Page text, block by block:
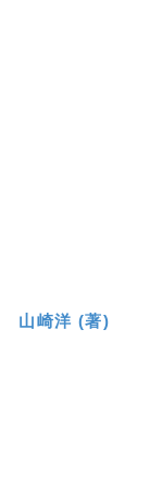
山崎洋 (著)